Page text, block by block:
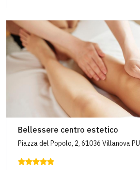
Bellessere centro estetico
Piazza del Popolo, 2, 61036 Villanova PU